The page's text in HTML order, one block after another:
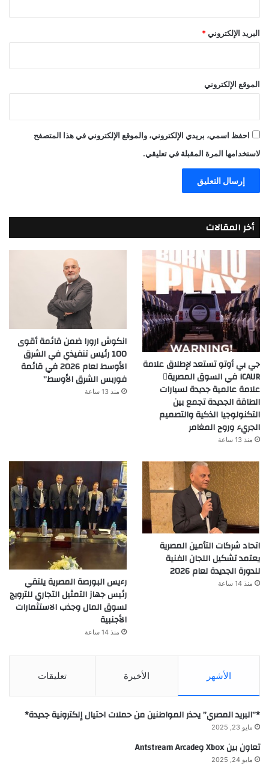
البريد الإلكتروني *
الموقع الإلكتروني
احفظ اسمي، بريدي الإلكتروني، والموقع الإلكتروني في هذا المتصفح
لاستخدامها المرة المقبلة في تعليقي.
أخر المقالات
جي بي أوتو تستعد لإطلاق علامة
iCAUR في السوق المصرية
علامة عالمية جديدة لسيارات
الطاقة الجديدة تجمع بين
التكنولوجيا الذكية والتصميم
الجريء وروح المغامر
منذ 13 ساعة
انكوش ارورا ضمن قائمة أقوى
100 رئيس تنفيذي في الشرق
الأوسط لعام 2026 في قائمة
فوربس الشرق الأوسط”
منذ 13 ساعة
اتحاد شركات التأمين المصرية
يعتمد تشكيل اللجان الفنية
للدورة الجديدة لعام 2026
منذ 14 ساعة
رءيس البورصة المصرية يلتقي
رئيس جهاز التمثيل التجاري للترويج
لسوق المال وجذب الاستثمارات
الأجنبية
منذ 14 ساعة
الأشهر الأخيرة تعليقات
*”البريد المصري” يحذر المواطنين من حملات احتيال إلكترونية جديدة*
مايو 23, 2025
تعاون بين Xbox وAntstream Arcade
مايو 24, 2025